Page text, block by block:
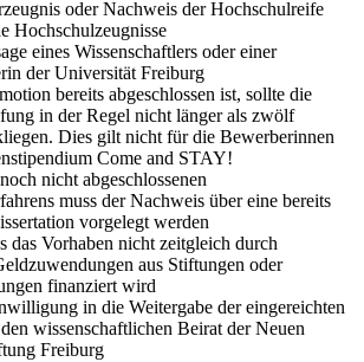
oder Nachweis der Hochschulreife
Hochschulzeugnisse
eines Wissenschaftlers oder einer
der Universität Freiburg
bereits abgeschlossen ist, sollte die
in der Regel nicht länger als zwölf
Dies gilt nicht für die Bewerberinnen
Come and STAY!
nicht abgeschlossenen
muss der Nachweis über eine bereits
vorgelegt werden
das Vorhaben nicht zeitgleich durch
aus Stiftungen oder
finanziert wird
in die Weitergabe der eingereichten
wissenschaftlichen Beirat der Neuen
Freiburg